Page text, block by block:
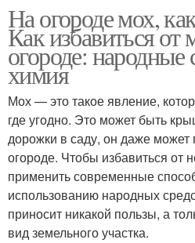
На огороде мох,
Как избавиться от
огороде: народные
химия
Мох — это такое явление,
где угодно. Это может быть
дорожки в саду, он даже может
огороде. Чтобы избавиться от
применить современные
использованию народных
приносит никакой пользы, а
вид земельного участка.